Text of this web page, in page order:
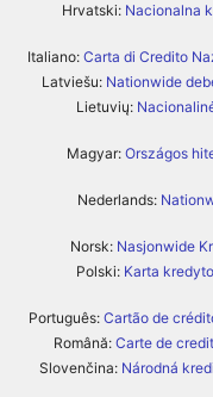
Hrvatski: Nacionalna
Italiano: Carta di Credito
Latviešu: Nationwide
Lietuvių:
Magyar: Országos
Nederlands:
Norsk: Nasjonwide
Polski: Karta
Português: Cartão de
Română: Carte de
Slovenčina: Národná